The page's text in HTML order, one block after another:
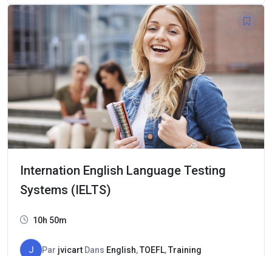
Internation English Language Testing
Systems (IELTS)
10h 50m
J Par jvicart Dans English,TOEFL,Training